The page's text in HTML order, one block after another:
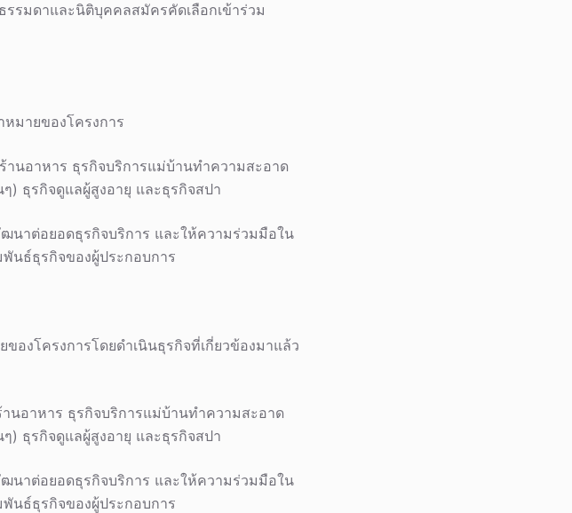
รมดาและนิติบุคคลสมัครคัดเลือกเข้าร่วม
มายของโครงการ
นอาหาร ธุรกิจบริการแม่บ้านทำความสะอาด
) ธุรกิจดูแลผู้สูงอายุ และธุรกิจสปา
าต่อยอดธุรกิจบริการ และให้ความร่วมมือใน
นธ์ธุรกิจของผู้ประกอบการ
งโครงการโดยดำเนินธุรกิจที่เกี่ยวข้องมาแล้ว
อาหาร ธุรกิจบริการแม่บ้านทำความสะอาด
) ธุรกิจดูแลผู้สูงอายุ และธุรกิจสปา
าต่อยอดธุรกิจบริการ และให้ความร่วมมือใน
นธ์ธุรกิจของผู้ประกอบการ